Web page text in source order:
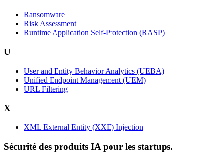
Ransomware
Risk Assessment
Runtime Application Self-Protection (RASP)
U
User and Entity Behavior Analytics (UEBA)
Unified Endpoint Management (UEM)
URL Filtering
X
XML External Entity (XXE) Injection
Sécurité des produits IA pour les startups.